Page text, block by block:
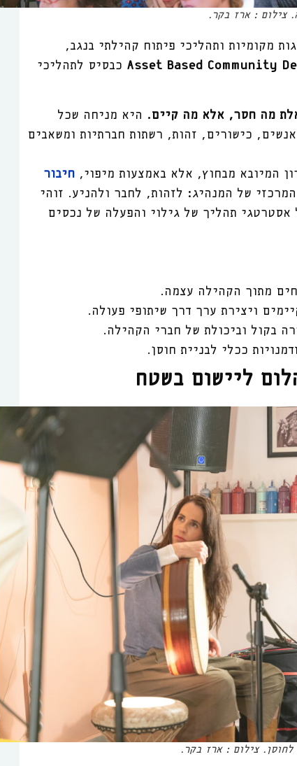
צילום : ארז בקר.
מקומיות ותהליכי פיתוח קהילתי בנגב,
Asset Based Community
כבסיס לתהליכי
מה חסר, אלא מה קיים. היא מניחה שכל
כישורים, זהות, רשתות חברתיות ומשאבים
המיובא מבחוץ, אלא באמצעות מיפוי, חיבור
המרכזי של המנהיג: לזהות, לחבר ולהניע. זוהי
אסטרטגי תהליך של גילוי והפעלה של נכסים
מתוך הקהילה עצמה.
ויצירת ערך דרך שיתופי פעולה.
בקול וביכולת של חברי הקהילה.
ככלי לבניית חוסן.
ליישום בשטח
צילום : ארז בקר.